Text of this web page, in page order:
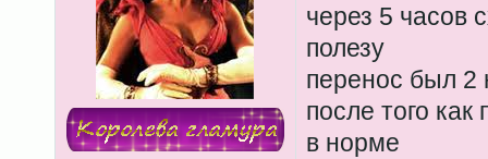
через 5 часов
полезу
перенос был 2
после того
в норме